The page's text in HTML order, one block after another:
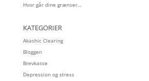
Hvor går dine grænser…
KATEGORIER
Akashic Clearing
Bloggen
Brevkasse
Depression og stress